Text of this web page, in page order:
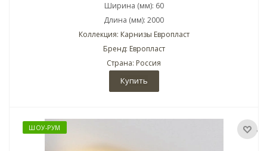
Ширина (мм): 60
Длина (мм): 2000
Коллекция: Карнизы Европласт
Бренд: Европласт
Страна: Россия
Купить
ШОУ-РУМ